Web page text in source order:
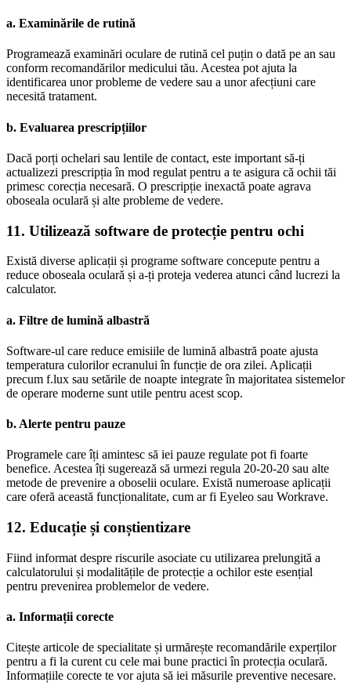
a. Examinările de rutină
Programează examinări oculare de rutină cel puțin o dată pe an sau
conform recomandărilor medicului tău. Acestea pot ajuta la
identificarea unor probleme de vedere sau a unor afecțiuni care
necesită tratament.
b. Evaluarea prescripțiilor
Dacă porți ochelari sau lentile de contact, este important să-ți
actualizezi prescripția în mod regulat pentru a te asigura că ochii tăi
primesc corecția necesară. O prescripție inexactă poate agrava
oboseala oculară și alte probleme de vedere.
11. Utilizează software de protecție pentru ochi
Există diverse aplicații și programe software concepute pentru a
reduce oboseala oculară și a-ți proteja vederea atunci când lucrezi la
calculator.
a. Filtre de lumină albastră
Software-ul care reduce emisiile de lumină albastră poate ajusta
temperatura culorilor ecranului în funcție de ora zilei. Aplicații
precum f.lux sau setările de noapte integrate în majoritatea sistemelor
de operare moderne sunt utile pentru acest scop.
b. Alerte pentru pauze
Programele care îți amintesc să iei pauze regulate pot fi foarte
benefice. Acestea îți sugerează să urmezi regula 20-20-20 sau alte
metode de prevenire a oboselii oculare. Există numeroase aplicații
care oferă această funcționalitate, cum ar fi Eyeleo sau Workrave.
12. Educație și conștientizare
Fiind informat despre riscurile asociate cu utilizarea prelungită a
calculatorului și modalitățile de protecție a ochilor este esențial
pentru prevenirea problemelor de vedere.
a. Informații corecte
Citește articole de specialitate și urmărește recomandările experților
pentru a fi la curent cu cele mai bune practici în protecția oculară.
Informațiile corecte te vor ajuta să iei măsurile preventive necesare.